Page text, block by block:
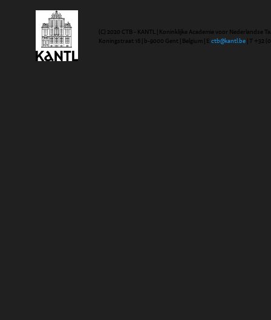
(C) 2020 CTB - KANTL | Koninklijke Academie voor Nederlandse
Koningstraat 18 | b-9000 Gent | Belgium | E ctb@kantl.be | T +32